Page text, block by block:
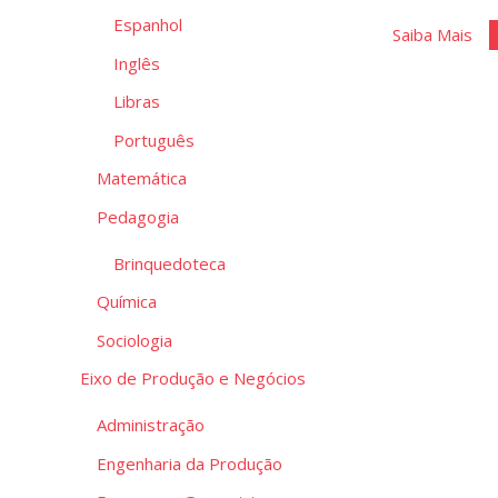
Saiba Mais
Espanhol
Inglês
Libras
Português
Matemática
Pedagogia
Brinquedoteca
Química
Sociologia
Eixo de Produção e Negócios
Administração
Engenharia da Produção